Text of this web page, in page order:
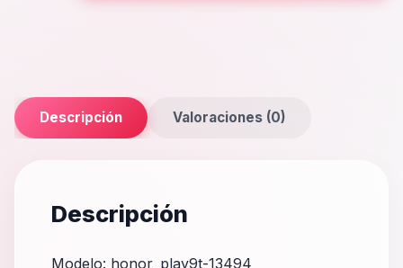
Descripción Valoraciones (0)
Descripción
Modelo: honor_play9t-13494